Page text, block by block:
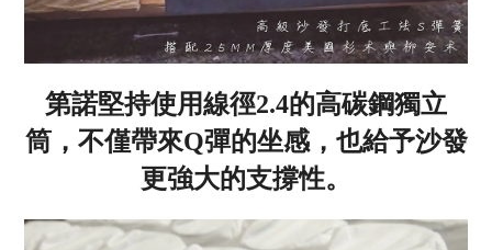
第諾堅持使用線徑2.4的高碳鋼獨立
筒，不僅帶來Q彈的坐感，也給予沙發
更強大的支撐性。